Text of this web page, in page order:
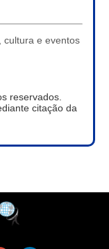
cultura e eventos
reservados.
citação da